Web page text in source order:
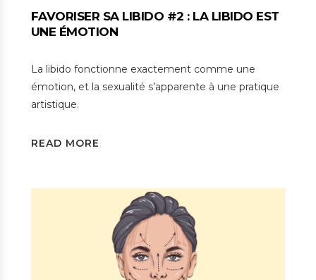
FAVORISER SA LIBIDO #2 : LA LIBIDO EST
UNE ÉMOTION
La libido fonctionne exactement comme une
émotion, et la sexualité s’apparente à une pratique
artistique.
READ MORE